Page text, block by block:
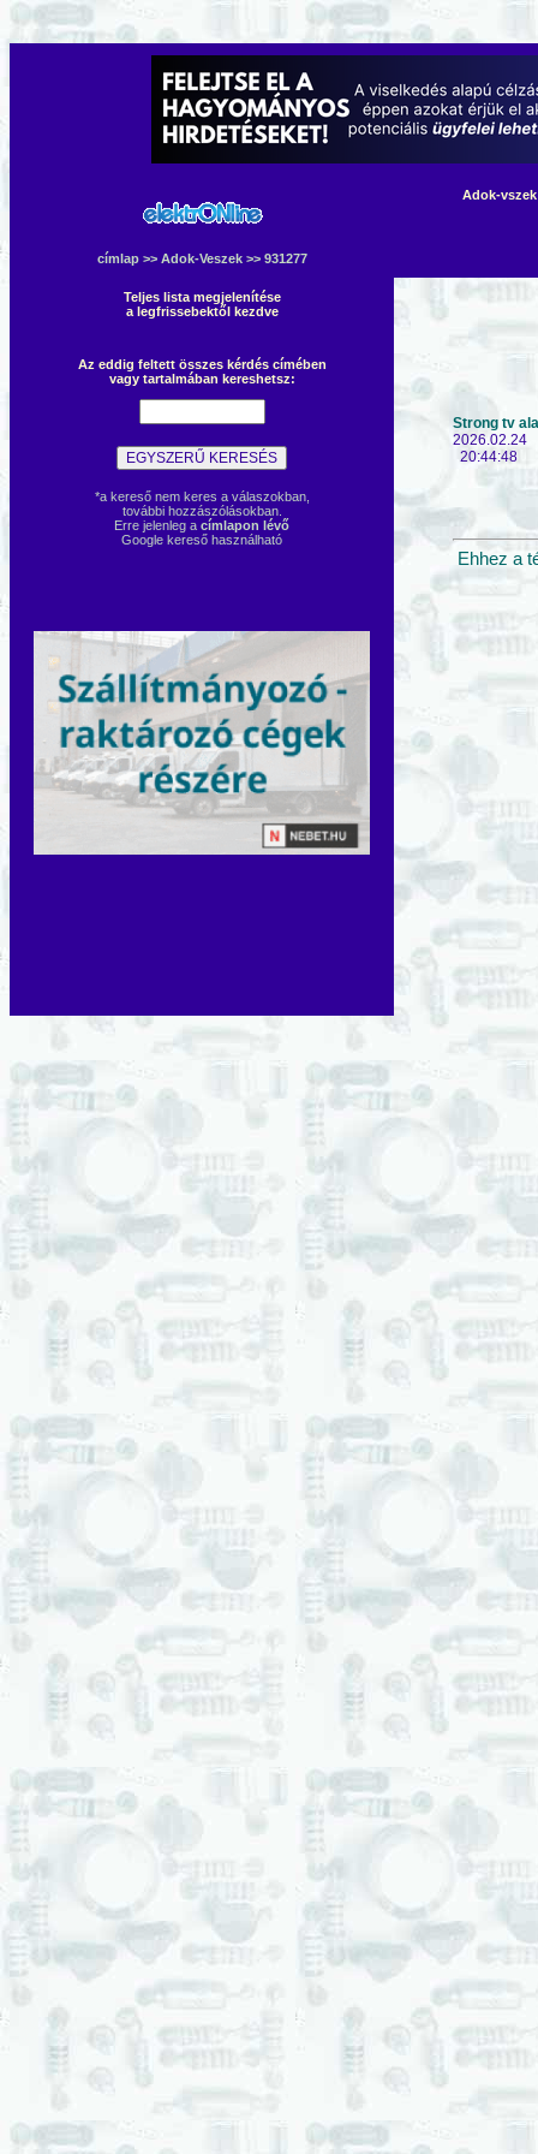
címlap>> Adok-Veszek>> 931277
Adok-
Teljes lista megjelenítése
a legfrissebektől kezdve
Az eddig feltett összes kérdés címében
vagy tartalmában kereshetsz:
*a kereső nem keres a válaszokban,
további hozzászólásokban.
Erre jelenleg a címlapon lévő
Google kereső használható
Strong tv
2026.02.24
20:44:48
Ehhez a